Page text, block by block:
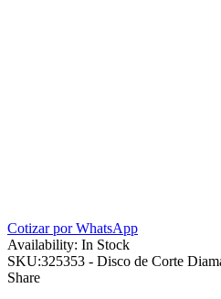
Cotizar por WhatsApp
Availability: In Stock
SKU:325353 - Disco de Corte
Share